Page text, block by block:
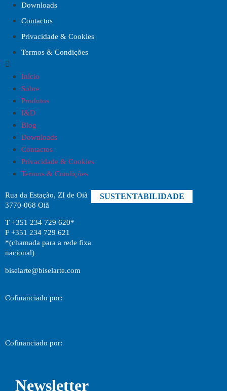
Downloads
Contactos
Privacidade & Cookies
Termos & Condições
Início
Sobre
Produtos
I&D
Blog
Downloads
Contactos
Privacidade & Cookies
Termos & Condições
Rua da Estação, ZI de Oiã
3770-068 Oiã
T +351 234 729 620*
F +351 234 729 621
*(chamada para a rede fixa
nacional)
biselarte@biselarte.com
SUSTENTABILIDADE
Cofinanciado por:
Cofinanciado por:
Newsletter